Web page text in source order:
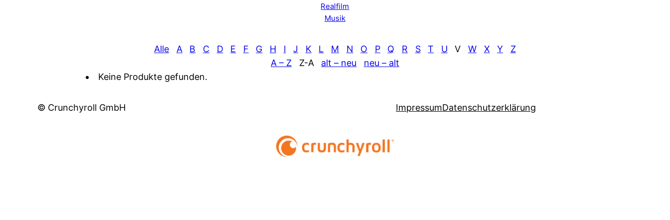
Realfilm
Musik
Alle A B C D E F G H I J K L M N O P Q R S T U V W X Y
Z
A – Z
Z-A alt – neu
neu – alt
Keine Produkte gefunden.
© Crunchyroll GmbH ImpressumDatenschutzerklärung